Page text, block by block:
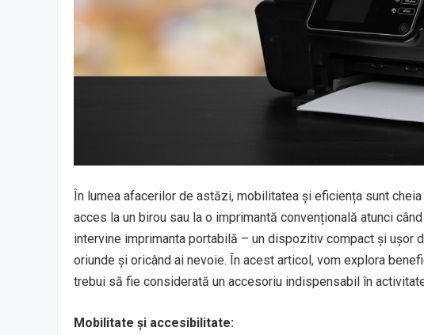
În lumea afacerilor de astăzi, mobilitatea și eficiența sunt
acces la un birou sau la o imprimantă convențională atunci
intervine imprimanta portabilă – un dispozitiv compact și ușor
oriunde și oricând ai nevoie. În acest articol, vom explora
trebui să fie considerată un accesoriu indispensabil în
Mobilitate și accesibilitate: